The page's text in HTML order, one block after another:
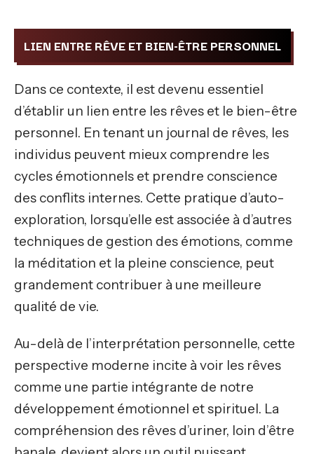
LIEN ENTRE RÊVE ET BIEN-ÊTRE PERSONNEL
Dans ce contexte, il est devenu essentiel
d’établir un lien entre les rêves et le bien-être
personnel. En tenant un journal de rêves, les
individus peuvent mieux comprendre les
cycles émotionnels et prendre conscience
des conflits internes. Cette pratique d’auto-
exploration, lorsqu’elle est associée à d’autres
techniques de gestion des émotions, comme
la méditation et la pleine conscience, peut
grandement contribuer à une meilleure
qualité de vie.
Au-delà de l’interprétation personnelle, cette
perspective moderne incite à voir les rêves
comme une partie intégrante de notre
développement émotionnel et spirituel. La
compréhension des rêves d’uriner, loin d’être